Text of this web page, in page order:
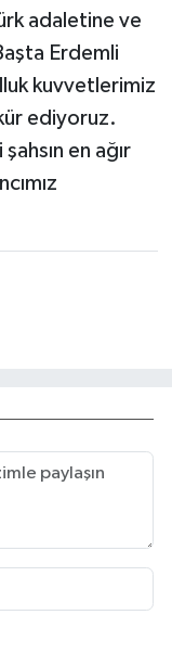
adaletine ve
Erdemli
kuvvetlerimiz
ediyoruz.
en ağır